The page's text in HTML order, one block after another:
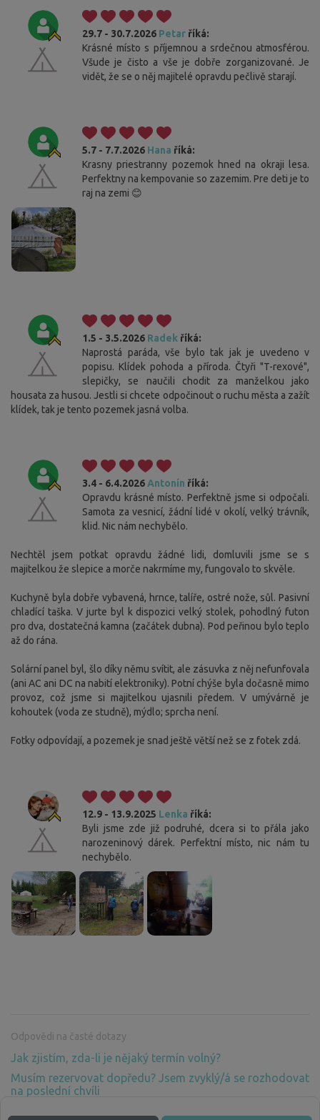
29.7 - 30.7.2026 Petar říká:
Krásné místo s příjemnou a srdečnou atmosférou.
Všude je čisto a vše je dobře zorganizované. Je
vidět, že se o něj majitelé opravdu pečlivě starají.
5.7 - 7.7.2026 Hana říká:
Krasny priestranny pozemok hned na okraji lesa.
Perfektny na kempovanie so zazemim. Pre deti je to
raj na zemi 😊
1.5 - 3.5.2026 Radek říká:
Naprostá paráda, vše bylo tak jak je uvedeno v
popisu. Klídek pohoda a příroda. Čtyři "T-rexové",
slepičky, se naučili chodit za manželkou jako
housata za husou. Jestli si chcete odpočinout o ruchu města a zažít
klídek, tak je tento pozemek jasná volba.
3.4 - 6.4.2026 Antonín říká:
Opravdu krásné místo. Perfektně jsme si odpočali.
Samota za vesnicí, žádní lidé v okolí, velký trávník,
klid. Nic nám nechybělo.
Nechtěl jsem potkat opravdu žádné lidi, domluvili jsme se s
majitelkou že slepice a morče nakrmíme my, fungovalo to skvěle.
Kuchyně byla dobře vybavená, hrnce, talíře, ostré nože, sůl. Pasivní
chladící taška. V jurte byl k dispozici velký stolek, pohodlný futon
pro dva, dostatečná kamna (začátek dubna). Pod peřinou bylo teplo
až do rána.
Solární panel byl, šlo díky němu svítit, ale zásuvka z něj nefunfovala
(ani AC ani DC na nabití elektroniky). Potní chýše byla dočasně mimo
provoz, což jsme si majitelkou ujasnili předem. V umývárně je
kohoutek (voda ze studně), mýdlo; sprcha není.
Fotky odpovídají, a pozemek je snad ještě větší než se z fotek zdá.
12.9 - 13.9.2025 Lenka říká:
Byli jsme zde již podruhé, dcera si to přála jako
narozeninový dárek. Perfektní místo, nic nám tu
nechybělo.
Odpovědi na časté dotazy
Jak zjistím, zda-li je nějaký termín volný?
Musím rezervovat dopředu? Jsem zvyklý/á se rozhodovat
na poslední chvíli